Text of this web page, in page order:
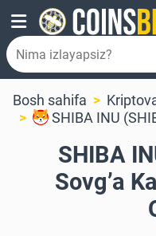
Bosh sahifa
SHIBA INU
SHIBA
Sovg’a